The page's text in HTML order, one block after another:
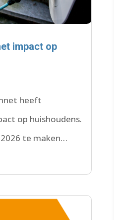
impact op
heeft
op huishoudens.
te maken